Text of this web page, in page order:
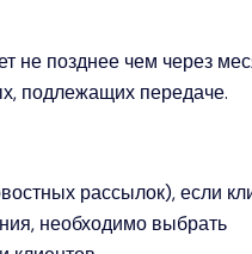
не позднее чем через
подлежащих передаче.
рассылок), если
необходимо выбрать